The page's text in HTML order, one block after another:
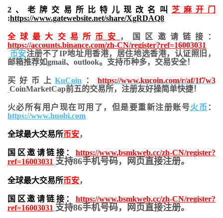
2、老牌交易所比特儿现改名叫 芝麻开门
:https://www.gatewebsite.net/share/XgRDAQ8
全球最大交易所 币安
，国区邀请链接：
https://accounts.binance.com/zh-CN/register?ref=16003031
币安注册不了IP地址用香港，居住地选香港，认证照旧，
邮箱推荐如gmail、outlook。支持币种多，交易安全！
买好币上KuCoin ：https://www.kucoin.com/r/af/1f7w3
CoinMarketCap前五的交易所，注册友好操简单快捷！
火必所有用户现在可用了，但是要重新注册账号火币 ：
https://www.huobi.com
全球最大交易所币安，
国区邀请链接： https://www.bsmkweb.cc/zh-CN/register?
ref=16003031 支持86手机号码，网页直接注册。
全球最大交易所币安，
国区邀请链接： https://www.bsmkweb.cc/zh-CN/register?
ref=16003031 支持86手机号码，网页直接注册。